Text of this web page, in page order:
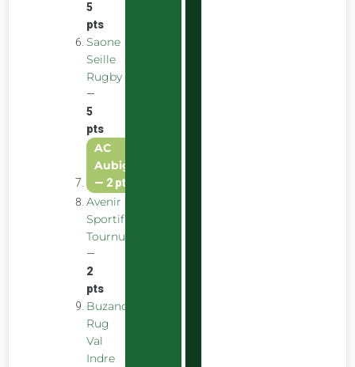
5
pts
Saone
Seille
Rugby
—
5
pts
AC
Aubigny
— 2 pts
Avenir
Sportif
Tournus
—
2
pts
Buzancais
Rug
Val
Indre